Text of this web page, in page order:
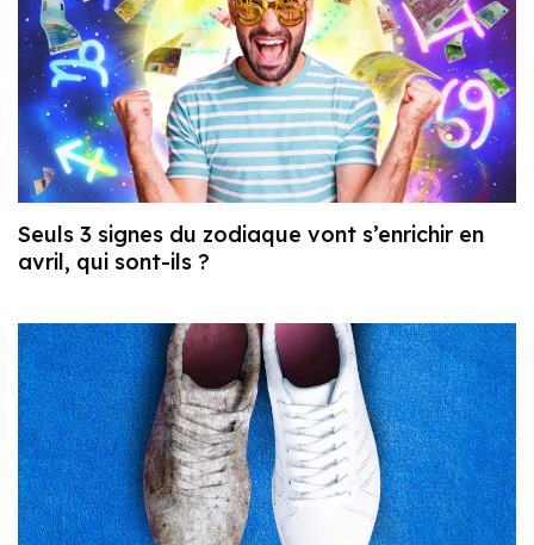
Seuls 3 signes du zodiaque vont s’enrichir en
avril, qui sont-ils ?